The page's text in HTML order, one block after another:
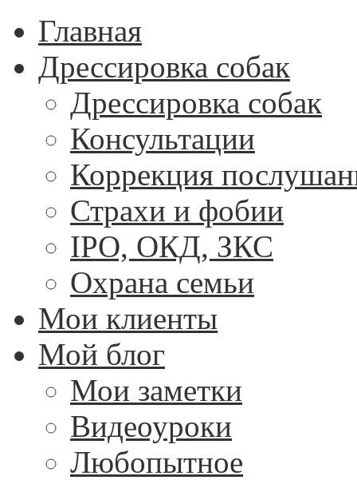
Главная
Дрессировка собак
Дрессировка собак
Консультации
Коррекция
Страхи и фобии
IPO, ОКД, ЗКС
Охрана семьи
Мои клиенты
Мой блог
Мои заметки
Видеоуроки
Любопытное